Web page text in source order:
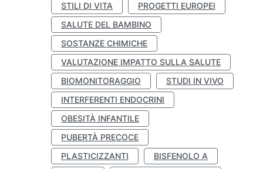
STILI DI VITA
PROGETTI EUROPEI
SALUTE DEL BAMBINO
SOSTANZE CHIMICHE
VALUTAZIONE IMPATTO SULLA SALUTE
BIOMONITORAGGIO
STUDI IN VIVO
INTERFERENTI ENDOCRINI
OBESITÀ INFANTILE
PUBERTÀ PRECOCE
PLASTICIZZANTI
BISFENOLO A